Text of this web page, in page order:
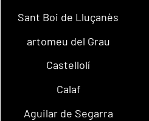
Sant Boi de Lluçanès
artomeu del Grau
Castellolí
Calaf
Aguilar de Segarra